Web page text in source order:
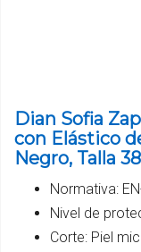
Dian Sofia
con Elástico
Negro, Talla 38
Normativa:
Nivel de
Corte: Piel